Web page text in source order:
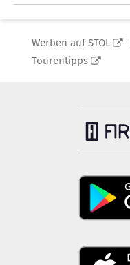
Werben auf STOL
Tourentipps